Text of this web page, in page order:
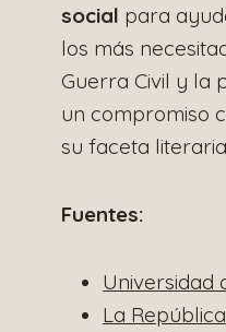
social para
los más
Guerra Civil y la
un compromiso
su faceta
Fuentes:
Universidad
La